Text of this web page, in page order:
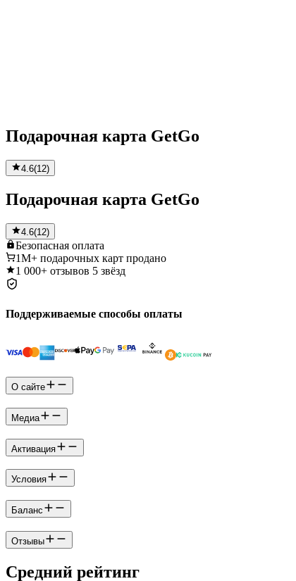
Подарочная карта GetGo
4.6(12)
Подарочная карта GetGo
4.6(12)
Безопасная оплата
1M+ подарочных карт продано
1 000+ отзывов 5 звёзд
Поддерживаемые способы оплаты
О сайте
Медиа
Активация
Условия
Баланс
Отзывы
Средний рейтинг